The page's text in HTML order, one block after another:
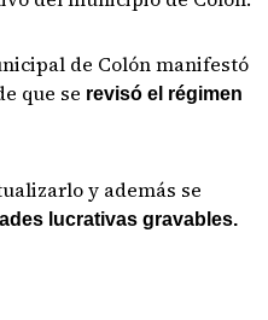
de Colón manifestó
que se revisó el régimen
y además se
lucrativas gravables.